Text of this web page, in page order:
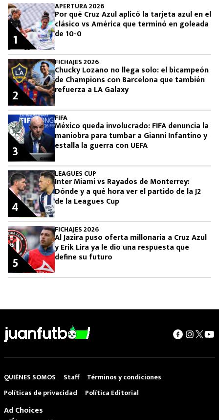
APERTURA 2026
Por qué Cruz Azul aplicó la tarjeta azul en el
clásico vs América que terminó en goleada
de 10-0
1
FICHAJES 2026
Chucky Lozano no llega solo: el bicampeón
de Champions con Barcelona que también
refuerza a LA Galaxy
2
FIFA
México queda involucrado: FIFA denuncia la
maniobra para tumbar a Gianni Infantino y
estalla la guerra con UEFA
3
LEAGUES CUP
Inter Miami vs Rayados de Monterrey:
Dónde y a qué hora ver el partido de la J2
de la Leagues Cup
4
FICHAJES 2026
Al Jazira puso oferta millonaria a Cruz Azul
y Erik Lira ya le dio una respuesta que
define su futuro
5
QUIÉNES SOMOS Staff
Términos y condiciones
Políticas de privacidad
Política Editorial
Ad Choices